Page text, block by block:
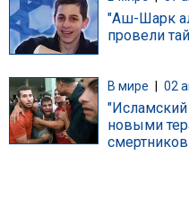
"Аш-Шарк
провели
В мире 02
новыми
смертников